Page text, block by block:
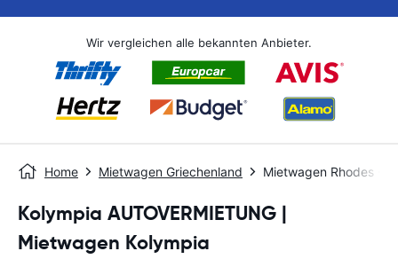
Wir vergleichen alle bekannten Anbieter.
Home Mietwagen Griechenland Mietwagen Rhodes -
Kolympia AUTOVERMIETUNG |
Mietwagen Kolympia